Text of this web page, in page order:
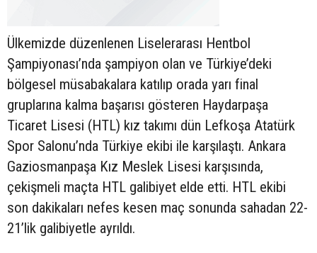
Ülkemizde düzenlenen Liselerarası Hentbol
Şampiyonası’nda şampiyon olan ve Türkiye’deki
bölgesel müsabakalara katılıp orada yarı final
gruplarına kalma başarısı gösteren Haydarpaşa
Ticaret Lisesi (HTL) kız takımı dün Lefkoşa Atatürk
Spor Salonu’nda Türkiye ekibi ile karşılaştı. Ankara
Gaziosmanpaşa Kız Meslek Lisesi karşısında,
çekişmeli maçta HTL galibiyet elde etti. HTL ekibi
son dakikaları nefes kesen maç sonunda sahadan 22-
21’lik galibiyetle ayrıldı.